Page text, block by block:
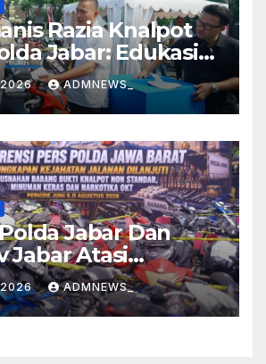
Razia Knalpot
Jabar: Edukasi
Hingga Ganti
2026 ADMNEWS_
Jabar Dan
Jabar Atasi
Jalanan
2026 ADMNEWS_